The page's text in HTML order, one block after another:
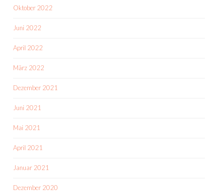
Oktober 2022
Juni 2022
April 2022
März 2022
Dezember 2021
Juni 2021
Mai 2021
April 2021
Januar 2021
Dezember 2020